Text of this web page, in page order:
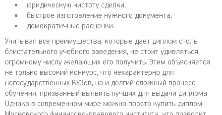
юридическую чистоту сделки;
быстрое изготовление нужного документа;
демократичные расценки.
Учитывая все преимущества, которые дает диплом столь
блистательного учебного заведения, не стоит удивляться
огромному числу желающих его получить. Этим объясняется
не только высокий конкурс, что нехарактерно для
негосударственных ВУЗов, но и долгий сложный процесс
обучения, призванный выявить лучших для выдачи диплома.
Однако в современном мире можно просто купить диплом